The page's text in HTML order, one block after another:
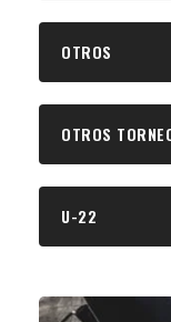
OTROS
OTROS
U-22